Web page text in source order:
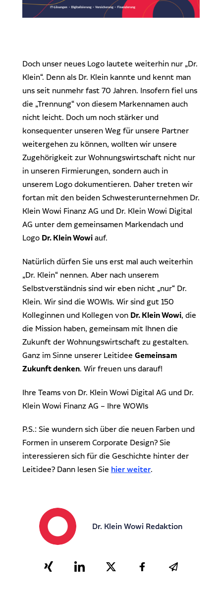
Doch unser neues Logo lautete weiterhin nur „Dr.
Klein“. Denn als Dr. Klein kannte und kennt man
uns seit nunmehr fast 70 Jahren. Insofern fiel uns
die „Trennung“ von diesem Markennamen auch
nicht leicht. Doch um noch stärker und
konsequenter unseren Weg für unsere Partner
weitergehen zu können, wollten wir unsere
Zugehörigkeit zur Wohnungswirtschaft nicht nur
in unseren Firmierungen, sondern auch in
unserem Logo dokumentieren. Daher treten wir
fortan mit den beiden Schwesterunternehmen Dr.
Klein Wowi Finanz AG und Dr. Klein Wowi Digital
AG unter dem gemeinsamen Markendach und
Logo Dr. Klein Wowiauf.
Natürlich dürfen Sie uns erst mal auch weiterhin
„Dr. Klein“ nennen. Aber nach unserem
Selbstverständnis sind wir eben nicht „nur“ Dr.
Klein. Wir sind die WOWIs. Wir sind gut 150
Kolleginnen und Kollegen von Dr. Klein Wowi, die
die Mission haben, gemeinsam mit Ihnen die
Zukunft der Wohnungswirtschaft zu gestalten.
Ganz im Sinne unserer Leitidee Gemeinsam
Zukunft denken. Wir freuen uns darauf!
Ihre Teams von Dr. Klein Wowi Digital AG und Dr.
Klein Wowi Finanz AG – Ihre WOWIs
P.S.: Sie wundern sich über die neuen Farben und
Formen in unserem Corporate Design? Sie
interessieren sich für die Geschichte hinter der
Leitidee? Dann lesen Sie hier weiter.
Dr. Klein Wowi Redaktion